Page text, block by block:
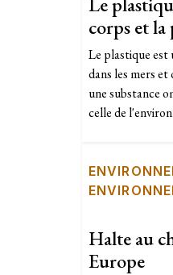
corps et la
Le plastique
dans les mers
une substance
celle de
Halte au
Europe